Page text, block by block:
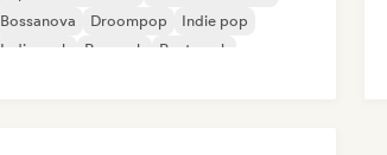
Bossanova
Droompop
Indie pop
Indie rock
Poprock Post punk